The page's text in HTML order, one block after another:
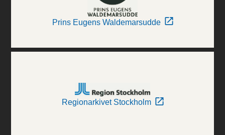
Prins Eugens Waldemarsudde
Regionarkivet Stockholm